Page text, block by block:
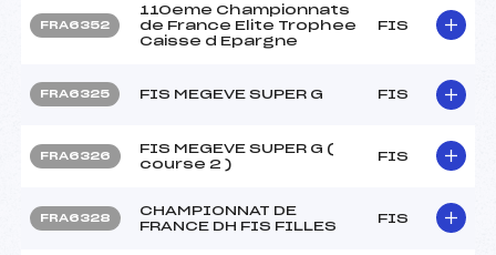
FRA6352
110eme Championnats
de France Elite Trophee
Caisse d Epargne
FIS
FRA6325 FIS MEGEVE SUPER G FIS
FRA6326
FIS MEGEVE SUPER G (
course 2 )
FIS
FRA6328
CHAMPIONNAT DE
FRANCE DH FIS FILLES
FIS